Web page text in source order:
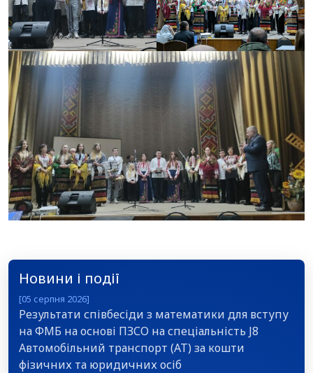
Новини і події
[05 серпня 2026]
Результати співбесіди з математики для вступу
на ФМБ на основі ПЗСО на спеціальність J8
Автомобільний транспорт (АТ) за кошти
фізичних та юридичних осіб